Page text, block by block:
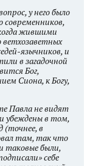
у него было
современников,
жившими
язычников, и
в загадочной
Бог,
Сиона, к Богу,
Павла не видят
убеждены в том,
(точнее, в
там, так что
таковые были,
себе